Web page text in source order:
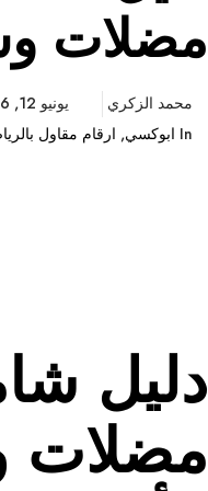
مضلات وسواتر
محمد الزكري يونيو 12, 2026
In ابوكسي, ارقام مقاول
دليل
مضلات